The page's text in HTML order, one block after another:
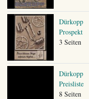
Dürkopp
Prospekt
3 Seiten
Dürkopp
Preisliste
8 Seiten